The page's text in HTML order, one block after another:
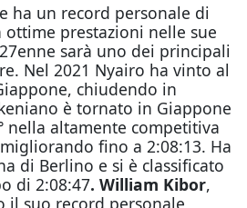
ha un record personale di
ottime prestazioni nelle sue
sarà uno dei principali
Nel 2021 Nyairo ha vinto al
chiudendo in
è tornato in Giappone
nella altamente competitiva
fino a 2:08:13. Ha
di Berlino e si è classificato
di 2:08:47. William Kibor,
il suo record personale